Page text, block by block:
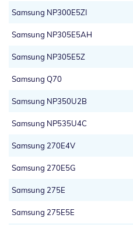
Samsung NP300E5ZI
Samsung NP305E5AH
Samsung NP305E5Z
Samsung Q70
Samsung NP350U2B
Samsung NP535U4C
Samsung 270E4V
Samsung 270E5G
Samsung 275E
Samsung 275E5E